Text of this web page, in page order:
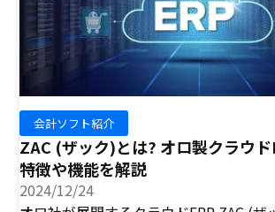
会計ソフト紹介
ZAC (ザック)とは? オロ製クラウ
特徴や機能を解説
2024/12/24